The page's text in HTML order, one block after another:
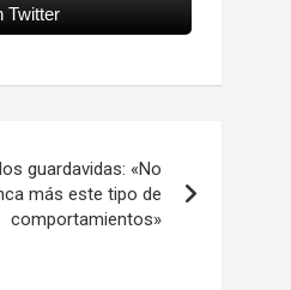
Twitter
guardavidas: «No
más este tipo de
comportamientos»